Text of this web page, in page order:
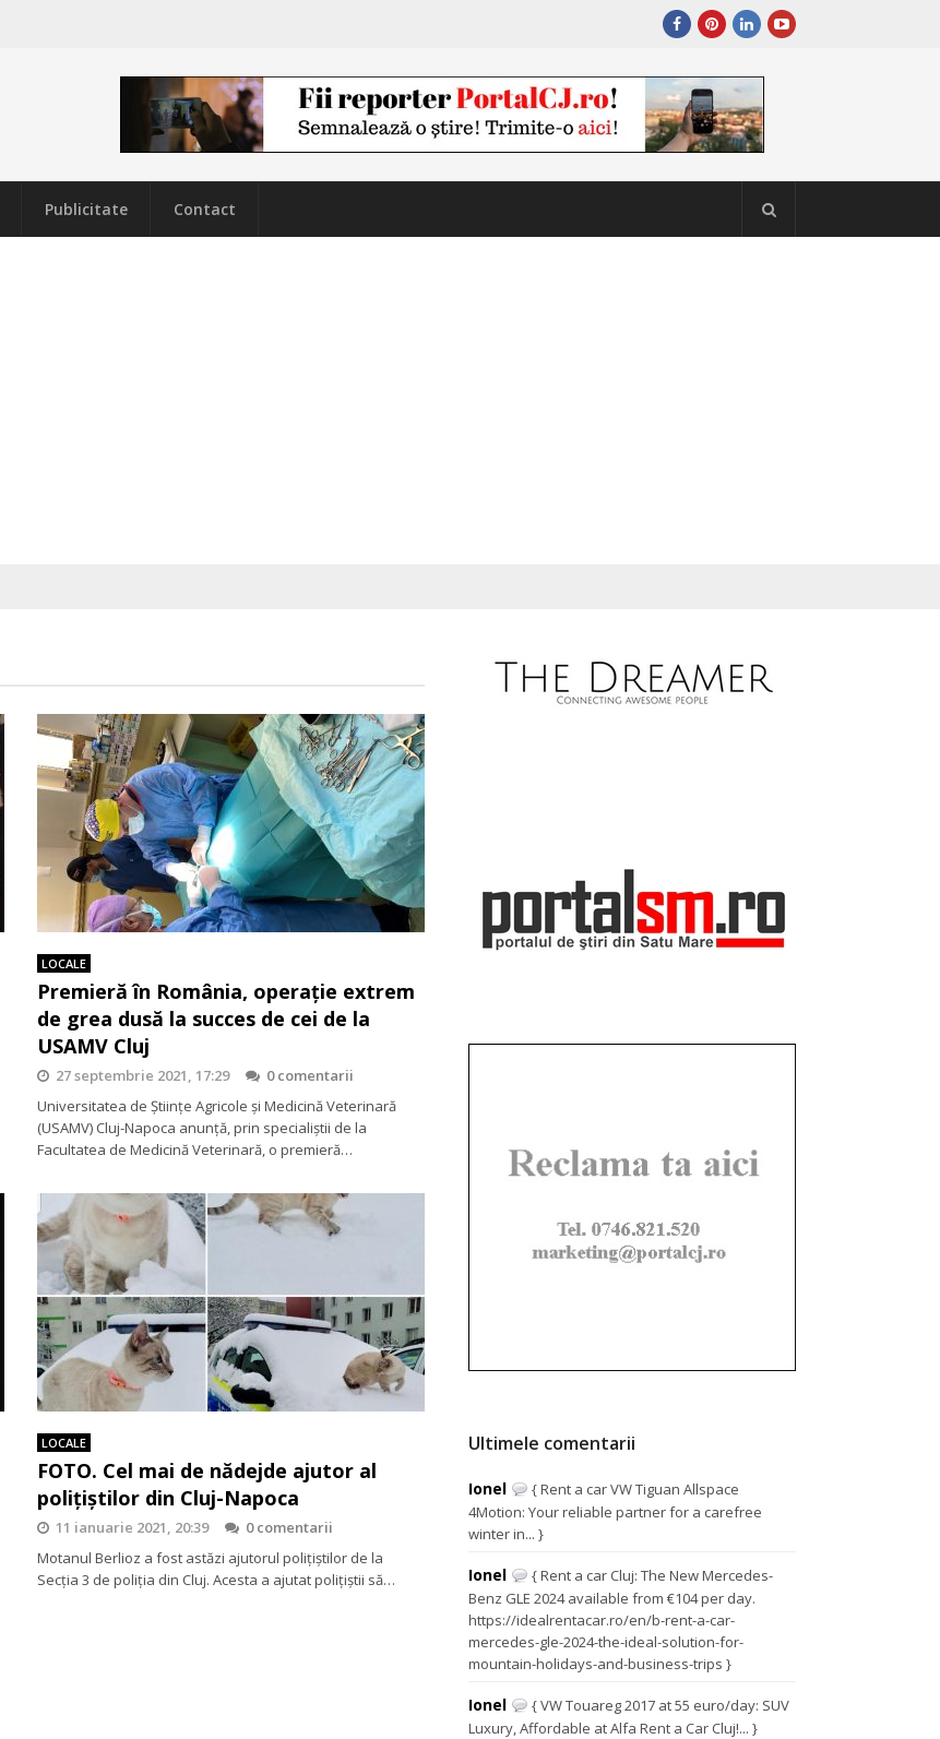
Publicitate Contact
LOCALE
Premieră în România, operație extrem
de grea dusă la succes de cei de la
USAMV Cluj
27 septembrie 2021, 17:29
0 comentarii
Universitatea de Științe Agricole și Medicină Veterinară
(USAMV) Cluj-Napoca anunță, prin specialiștii de la
Facultatea de Medicină Veterinară, o premieră…
LOCALE
FOTO. Cel mai de nădejde ajutor al
polițiștilor din Cluj-Napoca
11 ianuarie 2021, 20:39
0 comentarii
Motanul Berlioz a fost astăzi ajutorul polițiștilor de la
Secția 3 de poliția din Cluj. Acesta a ajutat polițiștii să…
Ultimele comentarii
Ionel
{ Rent a car VW Tiguan Allspace
4Motion: Your reliable partner for a carefree
winter in... }
Ionel
{ Rent a car Cluj: The New Mercedes-
Benz GLE 2024 available from €104 per day.
https://idealrentacar.ro/en/b-rent-a-car-
mercedes-gle-2024-the-ideal-solution-for-
mountain-holidays-and-business-trips }
Ionel
{ VW Touareg 2017 at 55 euro/day: SUV
Luxury, Affordable at Alfa Rent a Car Cluj!... }